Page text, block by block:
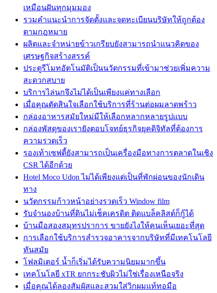
เหมือนฝันทุกมุมมอง
รวมคำแนะนำการจัดตั้งและจดทะเบียนบริษัทให้ถูกต้อง
ตามกฎหมาย
ผลิตและจำหน่ายข้าวเกรียบยังสามารถนำแนวคิดของ
เศรษฐกิจสร้างสรรค์
ประตูรีโมทอัตโนมัติเป็นนวัตกรรมที่เข้ามาช่วยเพิ่มความ
สะดวกสบาย
บริการไล่นกจึงไม่ได้เป็นเพียงแค่ทางเลือก
เมื่อคุณตัดสินใจเลือกใช้บริการที่ร้านต่อผมลาดพร้าว
กล่องอาหารสมัยใหม่มีให้เลือกหลากหลายรูปแบบ
กล่องพัสดุของเรายังตอบโจทย์ธุรกิจยุคดิจิทัลที่ต้องการ
ความรวดเร็ว
รองเท้าเซฟตี้ยังสามารถเป็นเครื่องมือทางการตลาดในเชิง
CSR ได้อีกด้วย
Hotel Moco Udon ไม่ได้เพียงแต่เป็นที่พักผ่อนของนักเดิน
ทาง
นวัตกรรมก้าวหน้าอย่างรวดเร็ว Window film
รับจำนองบ้านที่ดินไม่เช็คเครดิต ติดแบล็คลิสต์ก็กู้ได้
บ้านมือสองสมุทรปราการ ขายยังไงให้คนเห็นเยอะที่สุด
การเลือกใช้บริการสำรวจอาคารจากบริษัทที่มีเทคโนโลยี
ทันสมัย
โฟลมิเตอร์ น้ำก็เริ่มได้รับความนิยมมากขึ้น
เทคโนโลยี xTR ยกกระชับผิวไม่ใช่เรื่องเหนือจริง
เมื่อคุณได้ลองสัมผัสและสวมใส่วิกผมแท้ทอมือ